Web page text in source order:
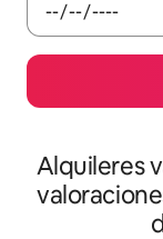
Alquileres